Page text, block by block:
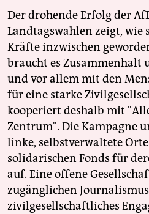
Der drohende Erfolg der
Landtagswahlen zeigt, wie
Kräfte inzwischen
braucht es Zusammenhalt
und vor allem mit den
für eine starke
kooperiert deshalb mit
Zentrum". Die Kampagne
linke, selbstverwaltete
solidarischen Fonds für
auf. Eine offene
zugänglichen
zivilgesellschaftliches